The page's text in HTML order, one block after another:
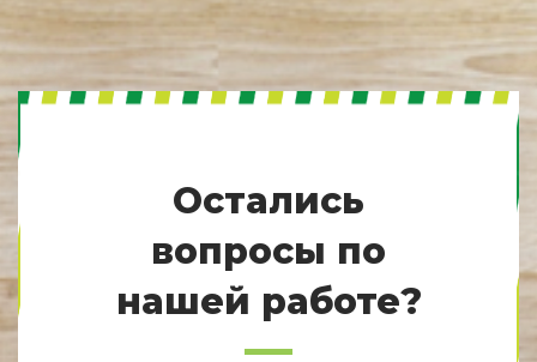
Остались
вопросы по
нашей работе?